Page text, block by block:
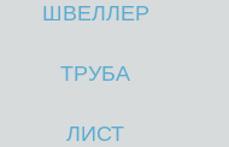
ШВЕЛЛЕР
ТРУБА
ЛИСТ